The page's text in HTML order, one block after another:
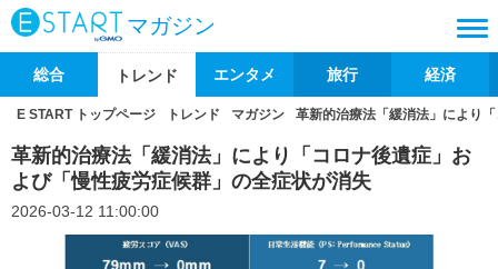
マガジン
総合 トレンド エンタメ 旅行 経済
E START トップページ トレンド マガジン 革新的治療法「緩消法」により
革新的治療法「緩消法」により「コロナ後遺症」お
よび「慢性疲労症候群」の全症状が消失
2026-03-12 11:00:00